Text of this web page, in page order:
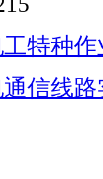
特种作
信线